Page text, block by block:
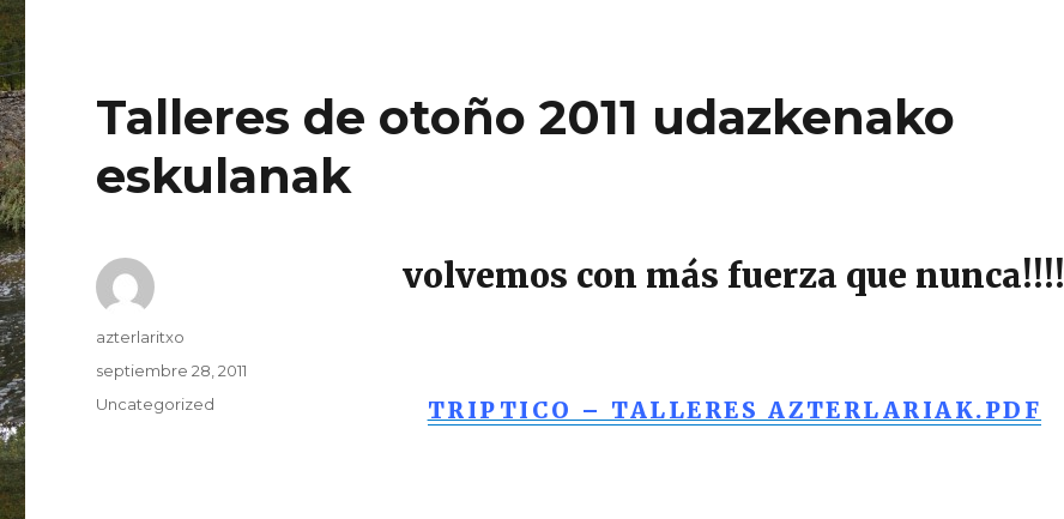
Talleres de otoño 2011 udazkenako
eskulanak
volvemos con más fuerza que nunca!!!!
TRIPTICO – TALLERES AZTERLARIAK.PDF
Autor
azterlaritxo
Publicado
septiembre 28, 2011
Categorías
Uncategorized